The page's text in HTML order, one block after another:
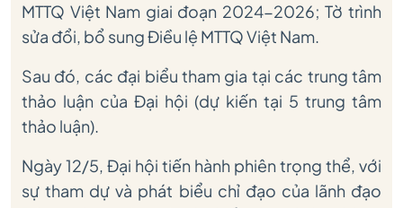
MTTQ Việt Nam giai đoạn 2024-2026; Tờ trình
sửa đổi, bổ sung Điều lệ MTTQ Việt Nam.
Sau đó, các đại biểu tham gia tại các trung tâm
thảo luận của Đại hội (dự kiến tại 5 trung tâm
thảo luận).
Ngày 12/5, Đại hội tiến hành phiên trọng thể, với
sự tham dự và phát biểu chỉ đạo của lãnh đạo